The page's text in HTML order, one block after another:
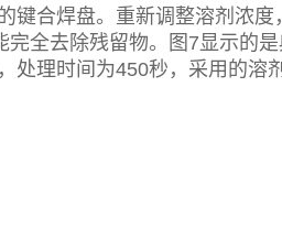
键合焊盘。重新调整溶剂浓
完全去除残留物。图7显示的
处理时间为450秒，采用的溶